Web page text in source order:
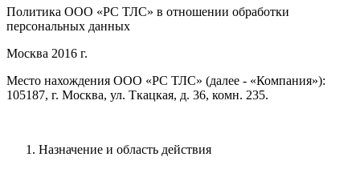
Политика ООО «PC ТЛС» в отношении обработки
персональных данных
Москва 2016 г.
Место нахождения ООО «PC ТЛС» (далее - «Компания»):
105187, г. Москва, ул. Ткацкая, д. 36, комн. 235.
Назначение и область действия